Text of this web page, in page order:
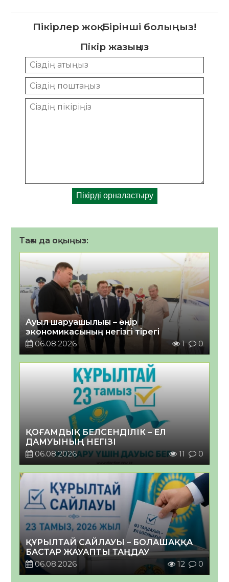
Пікірлер жоқ. Бірінші болыңыз!
Пікір жазыңыз
Тағы да оқыңыз:
Ауыл шаруашылығы – өңір
экономикасының негізгі тірегі
06.08.2026
1 0
ҚОҒАМДЫҚ БЕЛСЕНДІЛІК – ЕЛ
ДАМУЫНЫҢ НЕГІЗІ
06.08.2026
11 0
ҚҰРЫЛТАЙ САЙЛАУЫ – БОЛАШАҚҚА
БАСТАР ЖАУАПТЫ ТАҢДАУ
06.08.2026
12 0